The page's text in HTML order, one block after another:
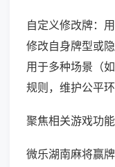
自定义修改牌：
修改自身牌型或
用于多种场景（
规则，维护公平环
聚焦相关游戏功能
微乐湖南麻将赢